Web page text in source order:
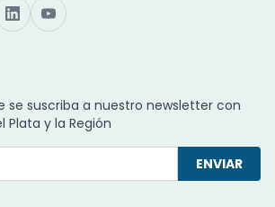
se suscriba a nuestro newsletter con
Plata y la Región
ENVIAR